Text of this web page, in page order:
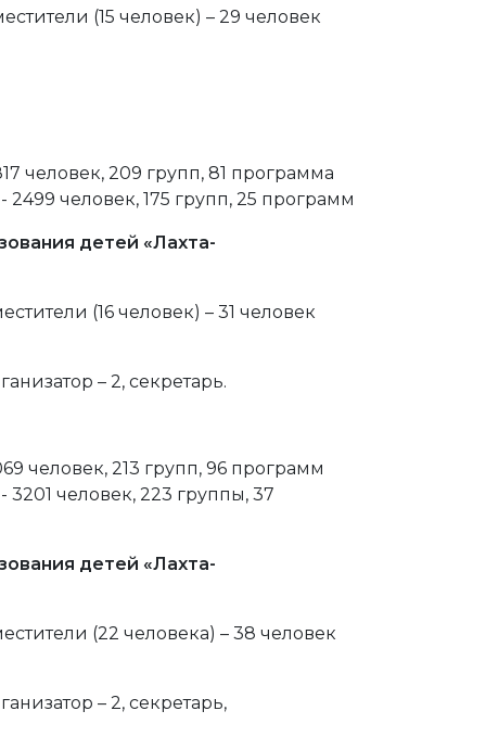
(15 человек) – 29 человек
человек, 209 групп, 81 программа
человек, 175 групп, 25 программ
детей «Лахта-
(16 человек) – 31 человек
– 2, секретарь.
человек, 213 групп, 96 программ
человек, 223 группы, 37
детей «Лахта-
(22 человека) – 38 человек
– 2, секретарь,